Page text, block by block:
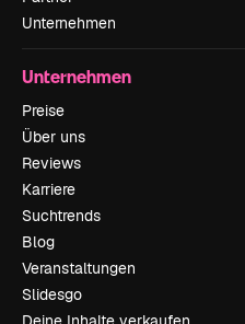
Unternehmen
Unternehmen
Preise
Über uns
Reviews
Karriere
Suchtrends
Blog
Veranstaltungen
Slidesgo